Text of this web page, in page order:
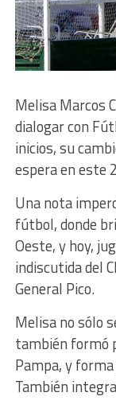
Melisa Marcos
dialogar con
inicios, su
espera en este
Una nota
fútbol, donde
Oeste, y hoy,
indiscutida del
General Pico.
Melisa no sólo
también formó
Pampa, y
También